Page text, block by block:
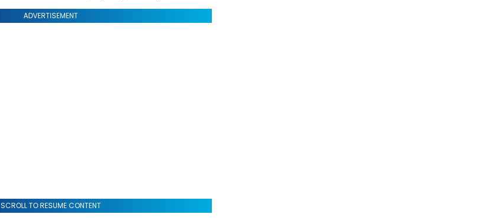
ADVERTISEMENT
SCROLL TO RESUME CONTENT